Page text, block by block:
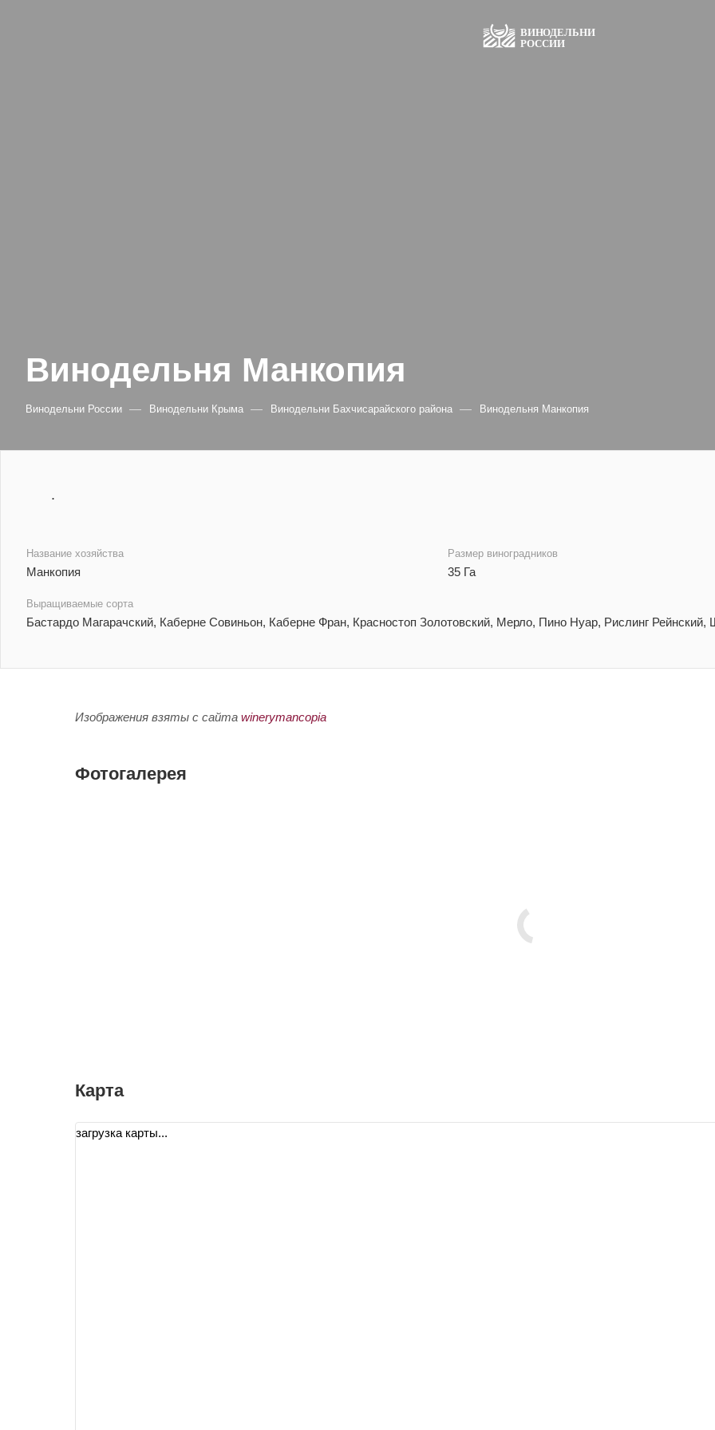
ВИНОДЕЛЬНИ
РОССИИ
Винодельня Манкопия
Винодельни России — Винодельни Крыма — Винодельни Бахчисарайского района — Винодельня Манкопия
.
Название хозяйства
Манкопия
Размер виноградников
35 Га
Выращиваемые сорта
Бастардо Магарачский, Каберне Совиньон, Каберне Фран, Красностоп Золотовский, Мерло, Пино Нуар, Рислинг Рейнский,
Изображения взяты с сайта winerymancopia
Фотогалерея
Карта
загрузка карты...